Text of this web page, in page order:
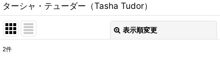
ターシャ・テューダー（Tasha Tudor）
表示順変更
2件